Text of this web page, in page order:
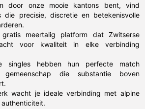
door onze mooie kantons bent, vind
die precisie, discretie en betekenisvolle
meertalig platform dat Zwitserse
voor kwaliteit in elke verbinding
singles hebben hun perfecte match
die substantie boven
wacht je ideale verbinding met alpine